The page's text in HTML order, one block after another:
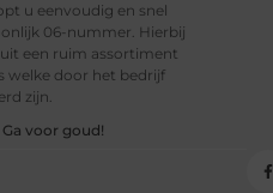
u eenvoudig en snel
06-nummer. Hierbij
een ruim assortiment
welke door het bedrijf
zijn.
voor goud!